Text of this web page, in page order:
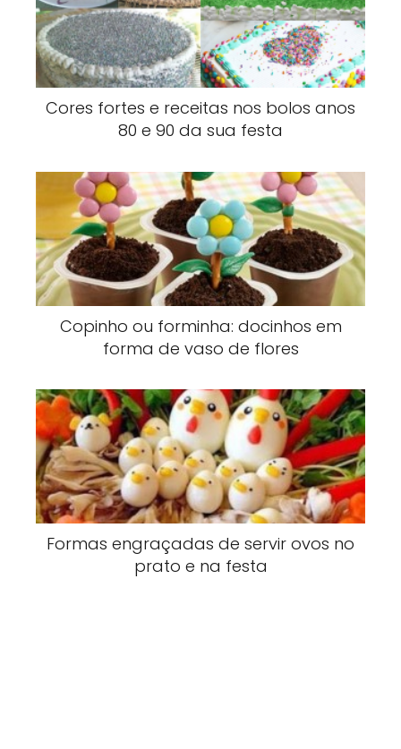
Cores fortes e receitas nos bolos anos
80 e 90 da sua festa
Copinho ou forminha: docinhos em
forma de vaso de flores
Formas engraçadas de servir ovos no
prato e na festa